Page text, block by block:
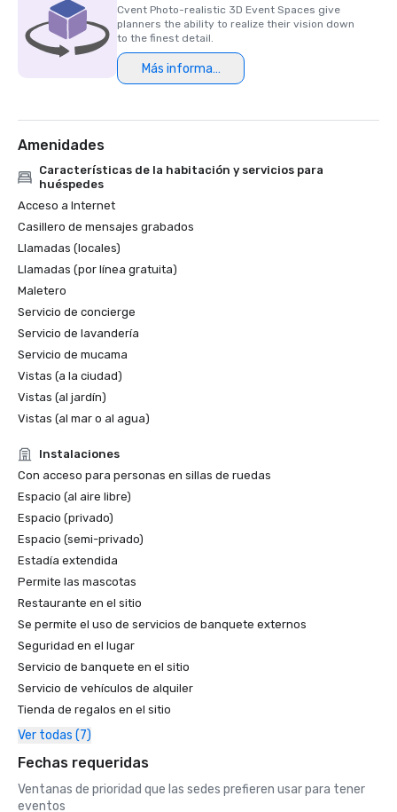
Cvent Photo-realistic 3D Event Spaces give
planners the ability to realize their vision down
to the finest detail.
Más información
Amenidades
Características de la habitación y servicios para
huéspedes
Acceso a Internet
Casillero de mensajes grabados
Llamadas (locales)
Llamadas (por línea gratuita)
Maletero
Servicio de concierge
Servicio de lavandería
Servicio de mucama
Vistas (a la ciudad)
Vistas (al jardín)
Vistas (al mar o al agua)
Instalaciones
Con acceso para personas en sillas de ruedas
Espacio (al aire libre)
Espacio (privado)
Espacio (semi-privado)
Estadía extendida
Permite las mascotas
Restaurante en el sitio
Se permite el uso de servicios de banquete externos
Seguridad en el lugar
Servicio de banquete en el sitio
Servicio de vehículos de alquiler
Tienda de regalos en el sitio
Ver todas (7)
Fechas requeridas
Ventanas de prioridad que las sedes prefieren usar para tener
eventos